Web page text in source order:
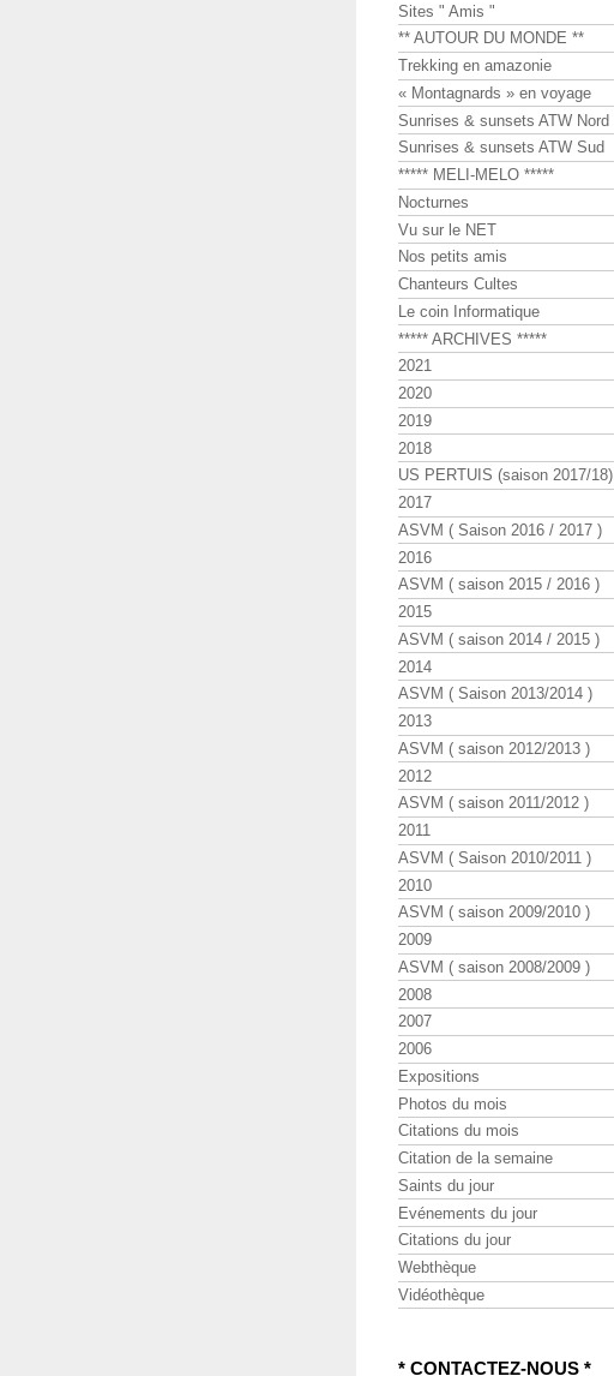
Sites " Amis "
** AUTOUR DU MONDE **
Trekking en amazonie
« Montagnards » en voyage
Sunrises & sunsets ATW Nord
Sunrises & sunsets ATW Sud
***** MELI-MELO *****
Nocturnes
Vu sur le NET
Nos petits amis
Chanteurs Cultes
Le coin Informatique
***** ARCHIVES *****
2021
2020
2019
2018
US PERTUIS (saison 2017/18)
2017
ASVM ( Saison 2016 / 2017 )
2016
ASVM ( saison 2015 / 2016 )
2015
ASVM ( saison 2014 / 2015 )
2014
ASVM ( Saison 2013/2014 )
2013
ASVM ( saison 2012/2013 )
2012
ASVM ( saison 2011/2012 )
2011
ASVM ( Saison 2010/2011 )
2010
ASVM ( saison 2009/2010 )
2009
ASVM ( saison 2008/2009 )
2008
2007
2006
Expositions
Photos du mois
Citations du mois
Citation de la semaine
Saints du jour
Evénements du jour
Citations du jour
Webthèque
Vidéothèque
* CONTACTEZ-NOUS *